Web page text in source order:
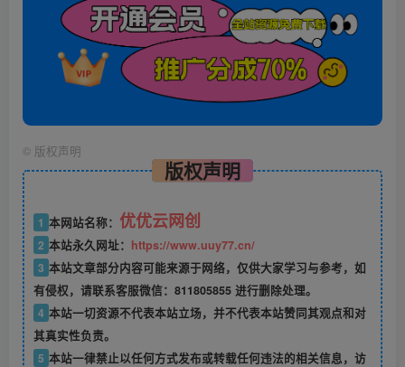
© 版权声明
版权声明
1 本网站名称： 优优云网创
2 本站永久网址： https://www.uuy77.cn/
3 本站文章部分内容可能来源于网络，仅供大家学习与参考，如
有侵权，请联系客服微信：811805855 进行删除处理。
4 本站一切资源不代表本站立场，并不代表本站赞同其观点和对
其真实性负责。
5 本站一律禁止以任何方式发布或转载任何违法的相关信息，访